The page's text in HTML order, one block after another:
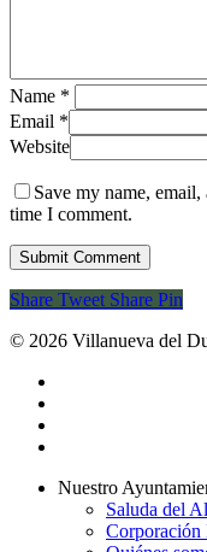
Name *
Email *
Website
Save my name,
time I comment.
Share Tweet Share Pin
© 2026 Villanueva del
Close
Nuestro
Saluda del
Corporación